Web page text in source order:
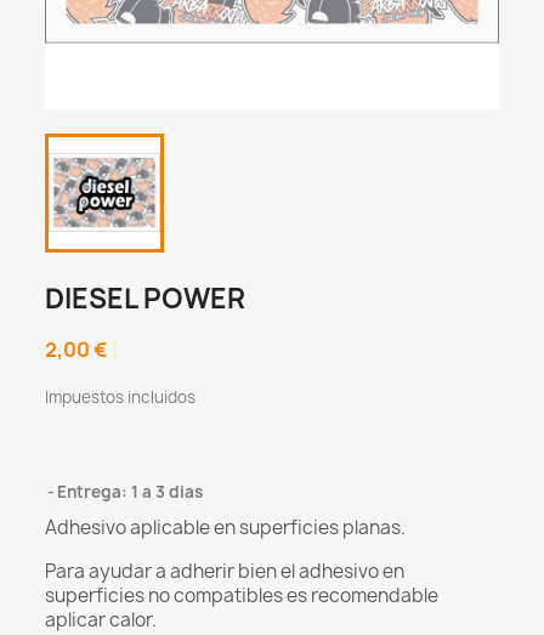
DIESEL POWER
2,00 €
Impuestos incluidos
Entrega: 1 a 3 dias
Adhesivo aplicable en superficies planas.
Para ayudar a adherir bien el adhesivo en
superficies no compatibles es recomendable
aplicar calor.